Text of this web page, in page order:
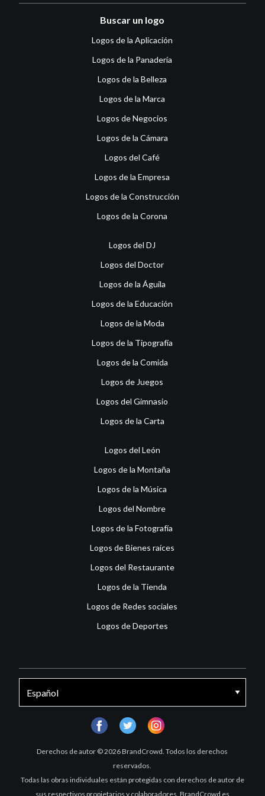
Buscar un logo
Logos de la Aplicación
Logos de la Panadería
Logos de la Belleza
Logos de la Marca
Logos de Negocios
Logos de la Cámara
Logos del Café
Logos de la Empresa
Logos de la Construcción
Logos de la Corona
Logos del DJ
Logos del Doctor
Logos de la Águila
Logos de la Educación
Logos de la Moda
Logos de la Tipografía
Logos de la Comida
Logos de Juegos
Logos del Gimnasio
Logos de la Carta
Logos del León
Logos de la Montaña
Logos de la Música
Logos del Nombre
Logos de la Fotografía
Logos de Bienes raíces
Logos del Restaurante
Logos de la Tienda
Logos de Redes sociales
Logos de Deportes
Derechos de autor © 2026 BrandCrowd. Todos los derechos
reservados.
Todas las obras individuales están protegidas con derechos de autor de
sus respectivos propietarios y colaboradores. BrandCrowd es
facebooktwitter instagram